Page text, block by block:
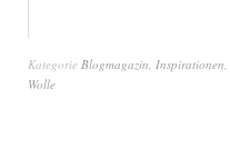
Kategorie Blogmagazin, Inspirationen,
Wolle